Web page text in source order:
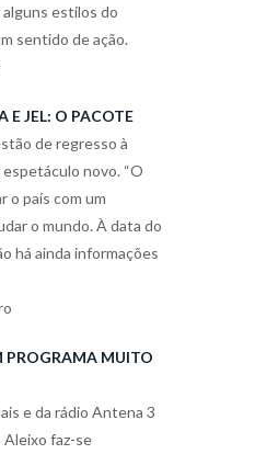
estilos do
sentido de ação.
E JEL: O PACOTE
de regresso à
novo. “O
o país com um
o mundo. À data do
há ainda informações
PROGRAMA MUITO
e da rádio Antena 3
Aleixo faz-se